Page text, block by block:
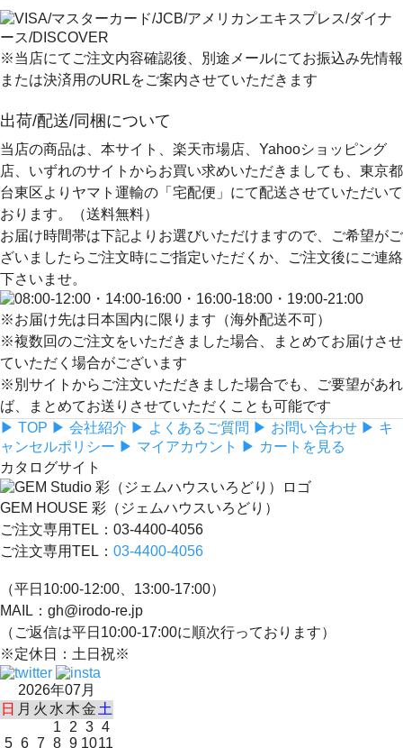
※当店にてご注文内容確認後、別途メールにてお振込み先情報
または決済用のURLをご案内させていただきます
出荷/配送/同梱について
当店の商品は、本サイト、楽天市場店、Yahooショッピング
店、いずれのサイトからお買い求めいただきましても、 東京都
台東区よりヤマト運輸の「宅配便」にて配送させていただいて
おります。（送料無料）
お届け時間帯は下記よりお選びいただけますので、ご希望がご
ざいましたらご注文時にご指定いただくか、ご注文後にご連絡
下さいませ。
※お届け先は日本国内に限ります（海外配送不可）
※複数回のご注文をいただきました場合、まとめてお届けさせ
ていただく場合がございます
※別サイトからご注文いただきました場合でも、ご要望があれ
ば、まとめてお送りさせていただくことも可能です
▶ TOP ▶ 会社紹介 ▶ よくあるご質問 ▶ お問い合わせ ▶ キ
ャンセルポリシー ▶ マイアカウント
▶ カートを見る
カタログサイト
GEM HOUSE 彩（ジェムハウスいろどり）
ご注文専用TEL：03-4400-4056
ご注文専用TEL： 03-4400-4056
（平日10:00-12:00、13:00-17:00）
MAIL：gh@irodo-re.jp
（ご返信は平日10:00-17:00に順次行っております）
※定休日：土日祝※
2026年07月
日 月 火 水 木金 土
1
2 3 4
5 6 7 8 9 1011